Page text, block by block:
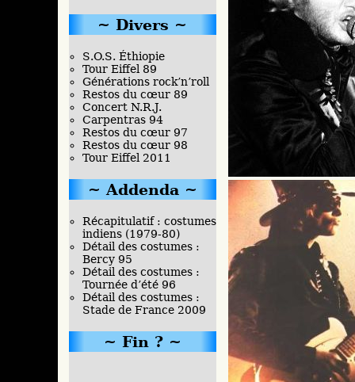
Divers
S.O.S. Éthiopie
Tour Eiffel 89
Générations rock’n’roll
Restos du cœur 89
Concert N.R.J.
Carpentras 94
Restos du cœur 97
Restos du cœur 98
Tour Eiffel 2011
Addenda
Récapitulatif : costumes
indiens (1979-80)
Détail des costumes :
Bercy 95
Détail des costumes :
Tournée d’été 96
Détail des costumes :
Stade de France 2009
Fin ?